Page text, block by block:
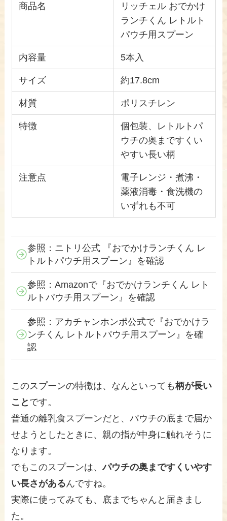
商品名
リッチェル おでかけ
ランチくん レトルト
パウチ用スプーン
内容量 5本入
サイズ 約17.8cm
材質 ポリスチレン
特徴
個包装、レトルトパ
ウチの奥まですくい
やすい長い柄
注意点
電子レンジ・煮沸・
薬液消毒・食洗機の
いずれも不可
参照：ニトリ公式 『おでかけランチくん レ
トルトパウチ用スプーン』を確認
参照：Amazonで『おでかけランチくん レト
ルトパウチ用スプーン』を確認
参照：アカチャンホンポ公式で『おでかけラ
ンチくん レトルトパウチ用スプーン』を確
認
このスプーンの特徴は、なんといっても柄が長い
こと です。
普通の離乳食スプーンだと、パウチの底まで届か
せようとしたときに、親の指が中身に触れそうに
なります。
でもこのスプーンは、パウチの奥まですくいやす
い長さがあるんですね。
実際に使ってみても、底までちゃんと届きまし
た。